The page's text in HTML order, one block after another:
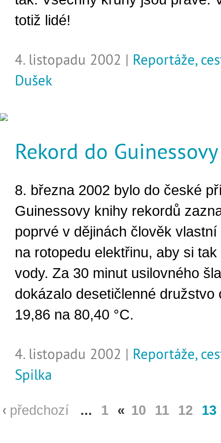
totiž lidé!
4. listopadu 2002 | Reportáže,
Dušek
Rekord do
8. března 2002 bylo do české
Guinessovy knihy rekordů
poprvé v dějinách člověk
na rotopedu elektřinu, aby si
vody. Za 30 minut usilovného
dokázalo desetičlenné družstvo
19,86 na 80,40 °C.
4. listopadu 2002 | Reportáže,
Spilka
předchozí ... 1 « 10 11 12 13